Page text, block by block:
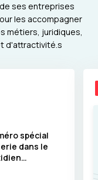
ses entreprises
les accompagner
métiers, juridiques,
d'attractivité.s
spécial
dans le